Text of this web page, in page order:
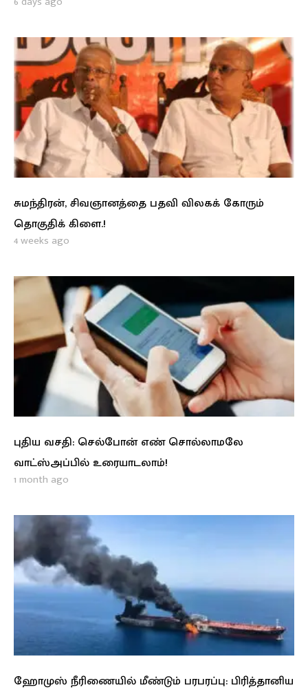
சுமந்திரன், சிவஞானத்தை பதவி விலகக் கோரும்
தொகுதிக் கிளை.!
4 weeks ago
புதிய வசதி: செல்போன் எண் சொல்லாமலே
வாட்ஸ்அப்பில் உரையாடலாம்!
1 month ago
ஹோமுஸ் நீரிணையில் மீண்டும் பரபரப்பு: பிரித்தானிய